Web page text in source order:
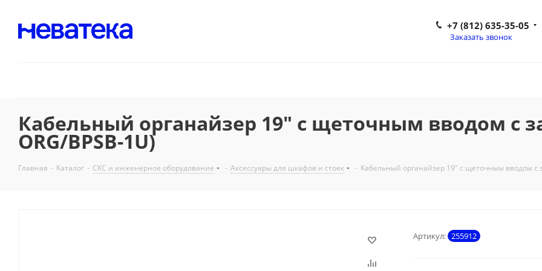
+7 (812) 635-35-05
Заказать звонок
Кабельный органайзер 19" c щеточным вводом с
ORG/BPSB-1U)
Главная - Каталог - СКС и инженерное оборудование - Аксессуары для шкафов и стоек - Кабельный органайзер 19" c щеточным вводом с
Артикул: 255912